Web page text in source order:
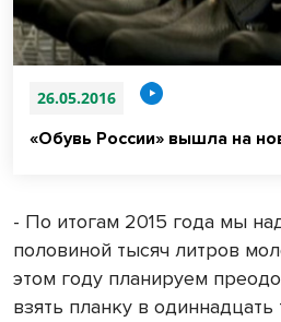
26.05.2016
«Обувь России» вышла на
- По итогам 2015 года мы
половиной тысяч литров
этом году планируем
взять планку в